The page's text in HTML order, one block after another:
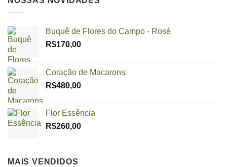
Buquê de Flores do Campo - Rosé
R$170,00
Coração de Macarons
R$480,00
Flor Essência
R$260,00
MAIS VENDIDOS